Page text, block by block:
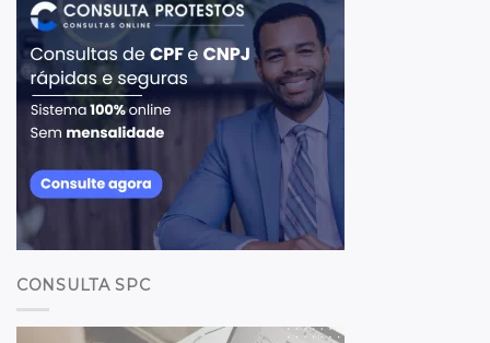
CONSULTA SPC